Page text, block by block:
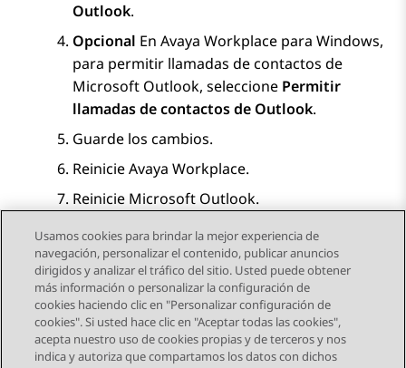
Outlook.
Opcional En Avaya Workplace para Windows,
para permitir llamadas de contactos de
Microsoft Outlook, seleccione Permitir
llamadas de contactos de Outlook.
Guarde los cambios.
ReinicieAvaya Workplace.
Reinicie Microsoft Outlook.
Send Feedback
Usamos cookies para brindar la mejor experiencia de
navegación, personalizar el contenido, publicar anuncios
dirigidos y analizar el tráfico del sitio. Usted puede obtener
más información o personalizar la configuración de
cookies haciendo clic en "Personalizar configuración de
cookies". Si usted hace clic en "Aceptar todas las cookies",
acepta nuestro uso de cookies propias y de terceros y nos
indica y autoriza que compartamos los datos con dichos